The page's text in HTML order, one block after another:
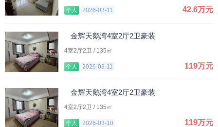
个人 2026-03-11 42.6万元
金辉天鹅湾4室2厅2卫豪装
4室2厅2卫 / 135㎡
个人 2026-03-11 119万元
金辉天鹅湾4室2厅2卫豪装
4室2厅2卫 / 135㎡
个人 2026-03-10 119万元